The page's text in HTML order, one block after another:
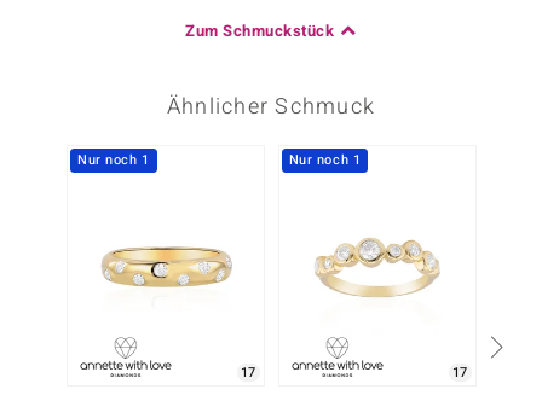
Zum Schmuckstück
Ähnlicher Schmuck
Nur noch 1
17
Nur noch 1
17